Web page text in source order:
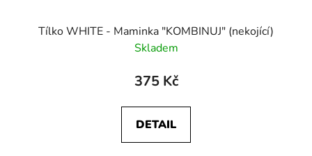
Tílko WHITE - Maminka "KOMBINUJ" (nekojící)
Skladem
375 Kč
DETAIL